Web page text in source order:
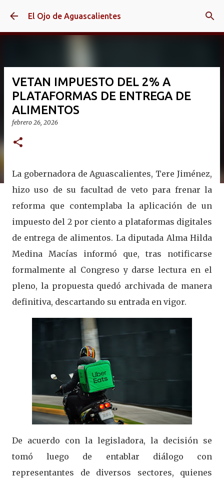
Ir al contenido principal
El Ojo de Aguascalientes
VETAN IMPUESTO DEL 2% A
PLATAFORMAS DE ENTREGA DE
ALIMENTOS
febrero 26, 2026
La gobernadora de Aguascalientes, Tere Jiménez,
hizo uso de su facultad de veto para frenar la
reforma que contemplaba la aplicación de un
impuesto del 2 por ciento a plataformas digitales
de entrega de alimentos. La diputada Alma Hilda
Medina Macías informó que, tras notificarse
formalmente al Congreso y darse lectura en el
pleno, la propuesta quedó archivada de manera
definitiva, descartando su entrada en vigor.
De acuerdo con la legisladora, la decisión se
tomó luego de entablar diálogo con
representantes de diversos sectores, quienes